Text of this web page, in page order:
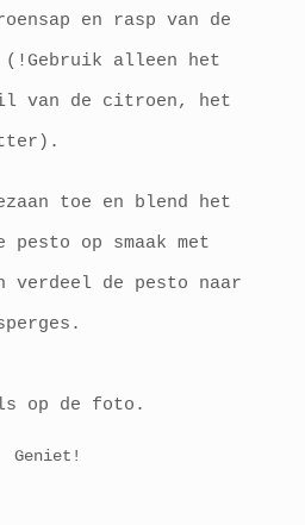
en rasp van de
alleen het
van de citroen, het
toe en blend het
pesto op smaak met
verdeel de pesto naar
op de foto.
Geniet!